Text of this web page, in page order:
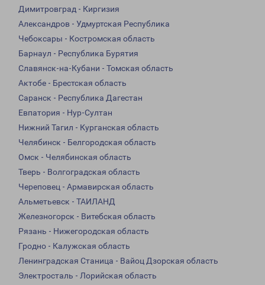
Димитровград - Киргизия
Александров - Удмуртская Республика
Чебоксары - Костромская область
Барнаул - Республика Бурятия
Славянск-на-Кубани - Томская область
Актобе - Брестская область
Саранск - Республика Дагестан
Евпатория - Нур-Султан
Нижний Тагил - Курганская область
Челябинск - Белгородская область
Омск - Челябинская область
Тверь - Волгоградская область
Череповец - Армавирская область
Альметьевск - ТАИЛАНД
Железногорск - Витебская область
Рязань - Нижегородская область
Гродно - Калужская область
Ленинградская Станица - Вайоц Дзорская область
Электросталь - Лорийская область